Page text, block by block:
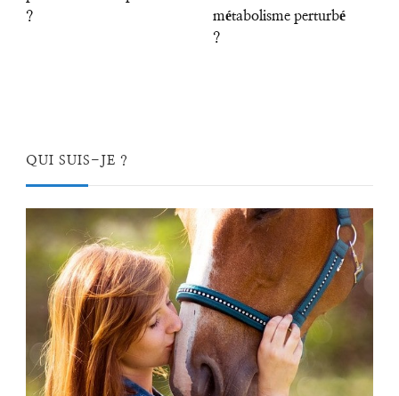
?
métabolisme perturbé
?
QUI SUIS-JE ?